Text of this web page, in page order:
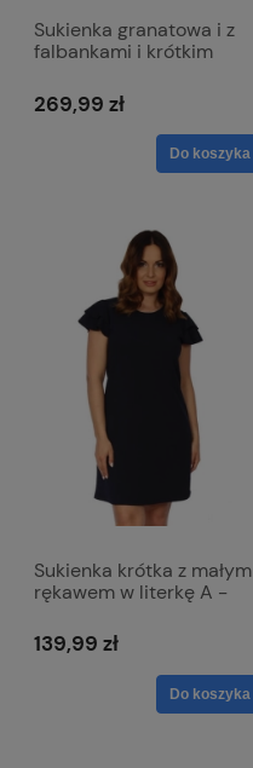
Sukienka granatowa i z
falbankami i krótkim
269,99 zł
Do koszyka
Sukienka krótka z małym
rękawem w literkę A -
139,99 zł
Do koszyka